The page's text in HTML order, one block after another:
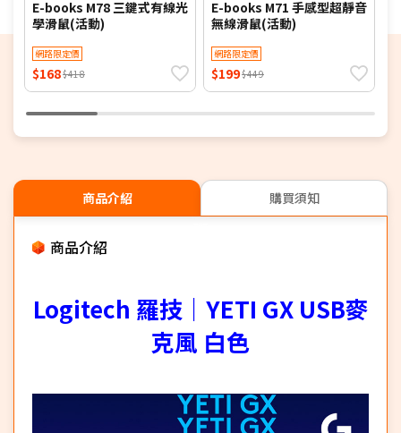
E-books M78 三鍵式有線光
學滑鼠(活動)
網路限定價
$168$418
E-books M71 手感型超靜音
無線滑鼠(活動)
網路限定價
$199$449
商品介紹 購買須知
商品介紹
Logitech 羅技｜YETI GX USB麥
克風 白色